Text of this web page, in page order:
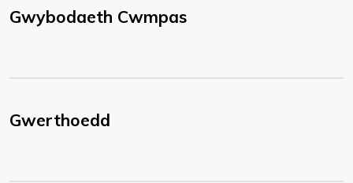
Gwybodaeth Cwmpas
Gwerthoedd